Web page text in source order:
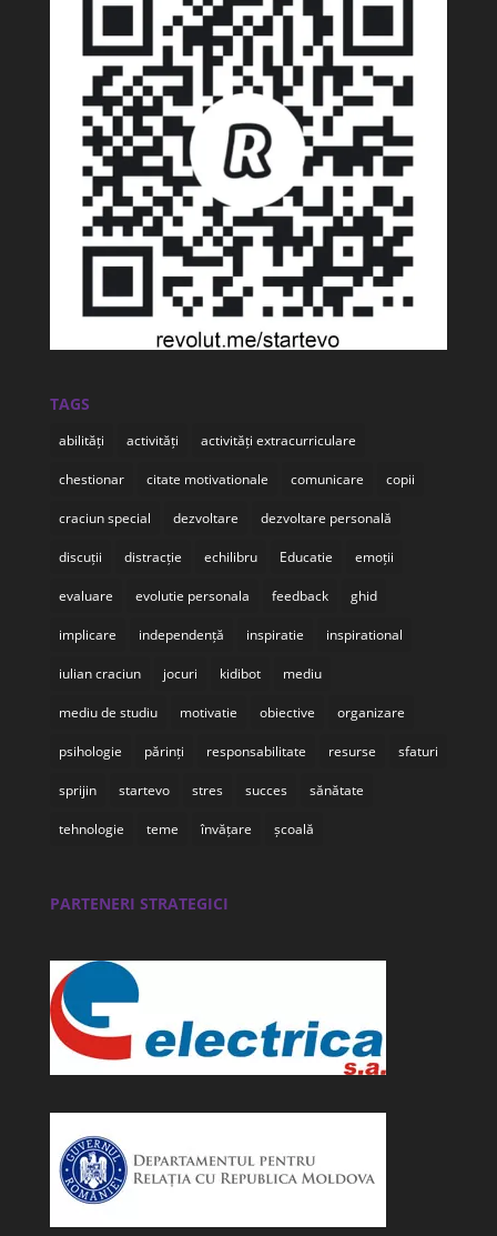
TAGS
abilități activități activități extracurriculare
chestionar citate motivationale comunicare copii
craciun special dezvoltare dezvoltare personală
discuții distracție echilibru Educatie emoții
evaluare evolutie personala feedback ghid
implicare independență inspiratie inspirational
iulian craciun jocuri kidibot mediu
mediu de studiu motivatie obiective organizare
psihologie părinți responsabilitate resurse sfaturi
sprijin startevo stres succes sănătate
tehnologie teme învățare școală
PARTENERI STRATEGICI